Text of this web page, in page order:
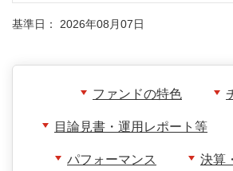
基準日： 2026年08月07日
ファンドの特色
目論見書・運用レポート等
パフォーマンス 決算